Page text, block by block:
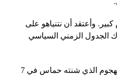
وأعتقد أن نتنياهو على
الجدول الزمني السياسي
ودعم بايدن إسرائيل بقوة بعد الهجوم الذي شنته حماس في 7